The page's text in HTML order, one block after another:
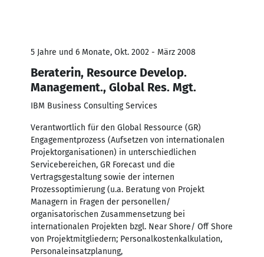
5 Jahre und 6 Monate, Okt. 2002 - März 2008
Beraterin, Resource Develop.
Management., Global Res. Mgt.
IBM Business Consulting Services
Verantwortlich für den Global Ressource (GR)
Engagementprozess (Aufsetzen von internationalen
Projektorganisationen) in unterschiedlichen
Servicebereichen, GR Forecast und die
Vertragsgestaltung sowie der internen
Prozessoptimierung (u.a. Beratung von Projekt
Managern in Fragen der personellen/
organisatorischen Zusammensetzung bei
internationalen Projekten bzgl. Near Shore/ Off Shore
von Projektmitgliedern; Personalkostenkalkulation,
Personaleinsatzplanung,